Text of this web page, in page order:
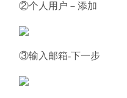
②个人用户－添加
③输入邮箱-下一步